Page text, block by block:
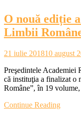
O nouă ediție
Limbii
21 iulie 201810 august
Preşedintele Academiei
că instituţia a finalizat o
Române”, în 19
Continue Reading